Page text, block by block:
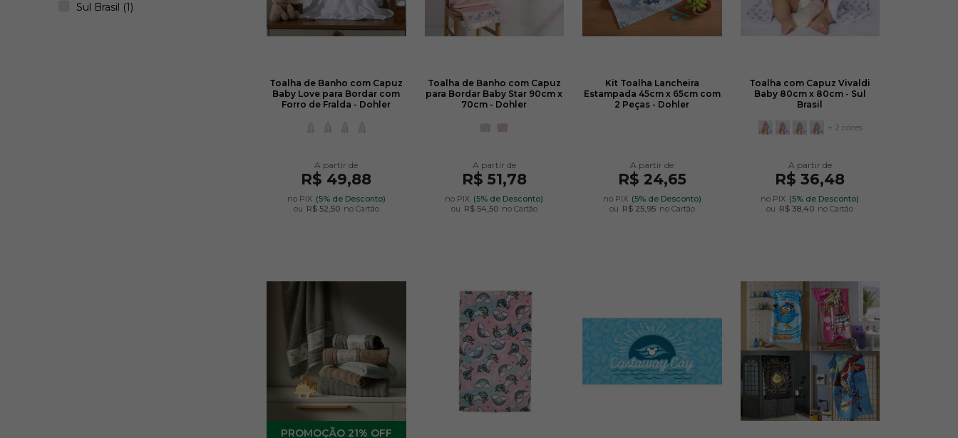
Sul Brasil (1)
Toalha de Banho com Capuz
Baby Love para Bordar com
Forro de Fralda - Dohler
R$ 49,88
no PIX (5% de Desconto)
ou R$ 52,50 no Cartão
Toalha de Banho com Capuz
para Bordar Baby Star 90cm x
70cm - Dohler
R$ 51,78
no PIX (5% de Desconto)
ou R$ 54,50 no Cartão
Kit Toalha Lancheira
Estampada 45cm x 65cm com
2 Peças - Dohler
R$ 24,65
no PIX (5% de Desconto)
ou R$ 25,95 no Cartão
Toalha com Capuz Vivaldi
Baby 80cm x 80cm - Sul
Brasil
+ 2 cores
R$ 36,48
no PIX (5% de Desconto)
ou R$ 38,40 no Cartão
21% OFF